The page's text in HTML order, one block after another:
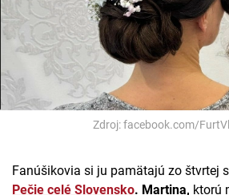
Zdroj: facebook.com/
Fanúšikovia si ju pamätajú zo štvrtej
Pečie celé Slovensko. Martina, ktorú